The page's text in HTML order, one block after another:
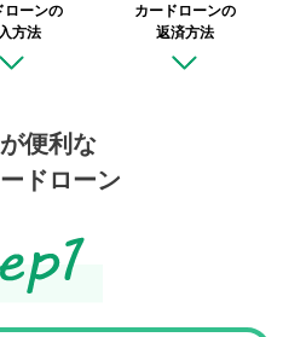
ローンの
方法
カードローンの
返済方法
便利な
ドローン